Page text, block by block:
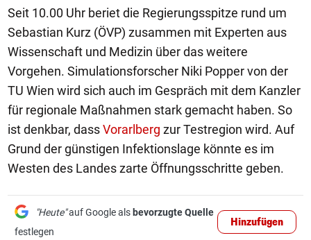
Seit 10.00 Uhr beriet die Regierungsspitze rund um
Sebastian Kurz (ÖVP) zusammen mit Experten aus
Wissenschaft und Medizin über das weitere
Vorgehen. Simulationsforscher Niki Popper von der
TU Wien wird sich auch im Gespräch mit dem Kanzler
für regionale Maßnahmen stark gemacht haben. So
ist denkbar, dassVorarlberg zur Testregion wird. Auf
Grund der günstigen Infektionslage könnte es im
Westen des Landes zarte Öffnungsschritte geben.
"Heute"auf Google als bevorzugte Quelle
festlegen
Hinzufügen